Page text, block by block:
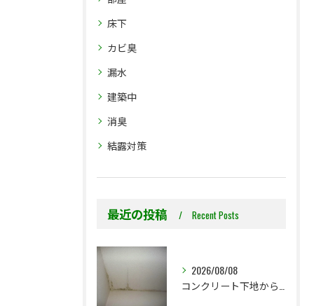
床下
カビ臭
漏水
建築中
消臭
結露対策
最近の投稿 Recent Posts
2026/08/08